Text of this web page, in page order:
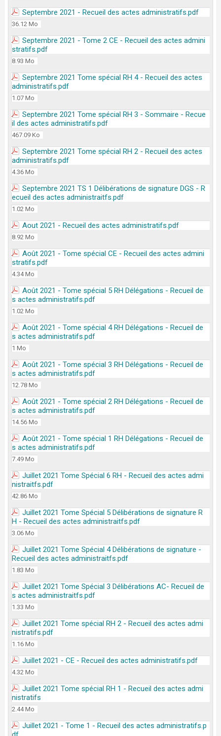
Septembre 2021 - Recueil des actes administratifs.pdf
36.12 Mo
Septembre 2021 - Tome 2 CE - Recueil des actes admini
stratifs.pdf
8.93 Mo
Septembre 2021 Tome spécial RH 4 - Recueil des actes
administratifs.pdf
1.07 Mo
Septembre 2021 Tome spécial RH 3 - Sommaire - Recue
il des actes administratifs.pdf
467.09 Ko
Septembre 2021 Tome spécial RH 2 - Recueil des actes
administratifs.pdf
4.36 Mo
Septembre 2021 TS 1 Délibérations de signature DGS - R
ecueil des actes administraitfs.pdf
1.02 Mo
Aout 2021 - Recueil des actes administratifs.pdf
8.92 Mo
Août 2021 - Tome spécial CE - Recueil des actes admini
stratifs.pdf
4.34 Mo
Août 2021 - Tome spécial 5 RH Délégations - Recueil de
s actes administratifs.pdf
1.02 Mo
Août 2021 - Tome spécial 4 RH Délégations - Recueil de
s actes administratifs.pdf
1 Mo
Août 2021 - Tome spécial 3 RH Délégations - Recueil de
s actes administratifs.pdf
12.78 Mo
Août 2021 - Tome spécial 2 RH Délégations - Recueil de
s actes administratifs.pdf
14.56 Mo
Août 2021 - Tome spécial 1 RH Délégations - Recueil de
s actes administratifs.pdf
7.49 Mo
Juillet 2021 Tome Spécial 6 RH - Recueil des actes admi
nistraitfs.pdf
42.86 Mo
Juillet 2021 Tome Spécial 5 Délibérations de signature R
H - Recueil des actes administraitfs.pdf
3.06 Mo
Juillet 2021 Tome Spécial 4 Délibérations de signature -
Recueil des actes administraitfs.pdf
1.83 Mo
Juillet 2021 Tome Spécial 3 Délibérations AC- Recueil de
s actes administraitfs.pdf
1.33 Mo
Juillet 2021 Tome spécial RH 2 - Recueil des actes admi
nistratifs.pdf
1.16 Mo
Juillet 2021 - CE - Recueil des actes administratifs.pdf
4.32 Mo
Juillet 2021 Tome spécial RH 1 - Recueil des actes admi
nistratifs
2.44 Mo
Juillet 2021 - Tome 1 - Recueil des actes administratifs.p